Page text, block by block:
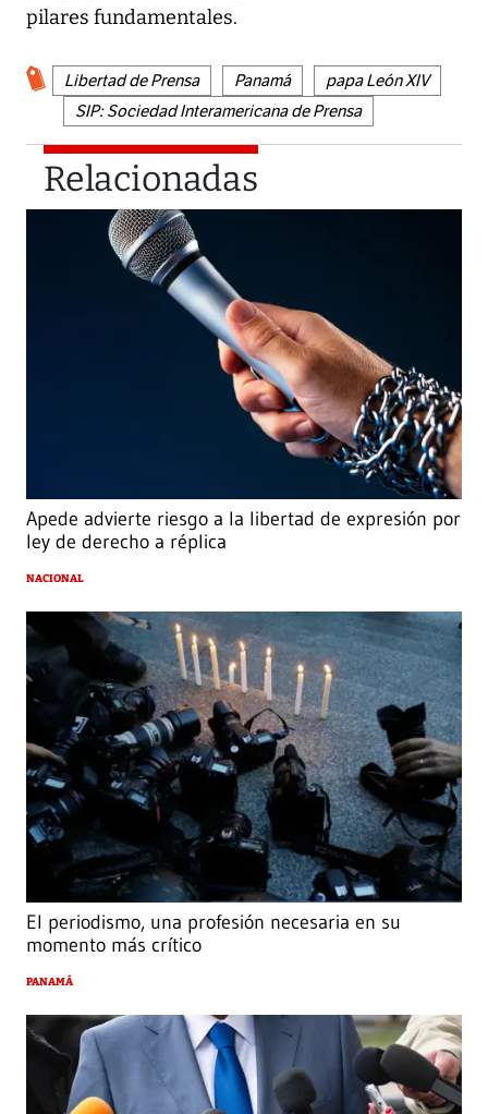
pilares fundamentales.
Libertad de Prensa Panamá
papa León XIV
SIP: Sociedad Interamericana de Prensa
Relacionadas
Apede advierte riesgo a la libertad de expresión por
ley de derecho a réplica
NACIONAL
El periodismo, una profesión necesaria en su
momento más crítico
PANAMÁ